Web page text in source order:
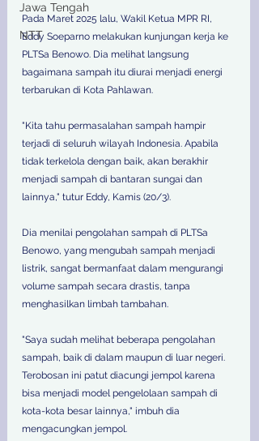
Jawa Tengah
NTT
Pada Maret 2025 lalu, Wakil Ketua MPR RI,
Eddy Soeparno melakukan kunjungan kerja ke
PLTSa Benowo. Dia melihat langsung
bagaimana sampah itu diurai menjadi energi
terbarukan di Kota Pahlawan.
"Kita tahu permasalahan sampah hampir
terjadi di seluruh wilayah Indonesia. Apabila
tidak terkelola dengan baik, akan berakhir
menjadi sampah di bantaran sungai dan
lainnya," tutur Eddy, Kamis (20/3).
Dia menilai pengolahan sampah di PLTSa
Benowo, yang mengubah sampah menjadi
listrik, sangat bermanfaat dalam mengurangi
volume sampah secara drastis, tanpa
menghasilkan limbah tambahan.
"Saya sudah melihat beberapa pengolahan
sampah, baik di dalam maupun di luar negeri.
Terobosan ini patut diacungi jempol karena
bisa menjadi model pengelolaan sampah di
kota-kota besar lainnya," imbuh dia
mengacungkan jempol.